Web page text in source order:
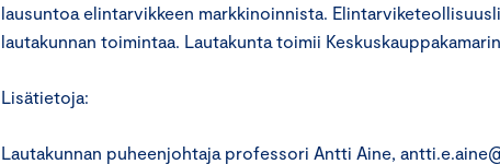
lausuntoa elintarvikkeen markkinoinnista.
lautakunnan toimintaa. Lautakunta toimii
Lisätietoja:
Lautakunnan puheenjohtaja professori Antti Aine,